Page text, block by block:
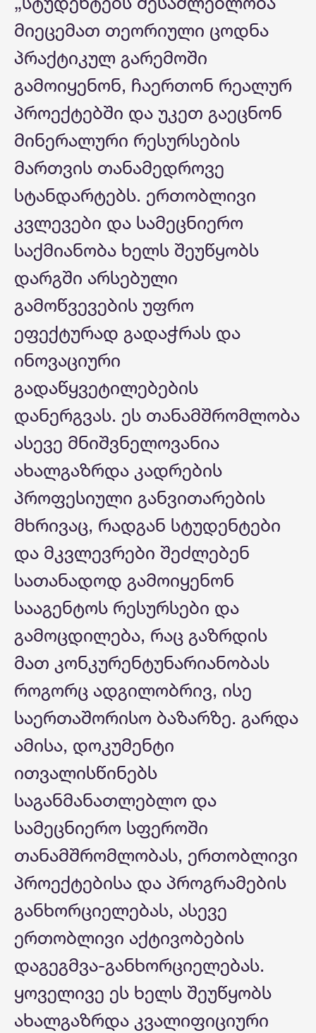
მიეცემათ თეორიული ცოდნა
პრაქტიკულ გარემოში
გამოიყენონ, ჩაერთონ რეალურ
პროექტებში და უკეთ გაეცნონ
მინერალური რესურსების
მართვის თანამედროვე
სტანდარტებს. ერთობლივი
კვლევები და სამეცნიერო
საქმიანობა ხელს შეუწყობს
დარგში არსებული
გამოწვევების უფრო
ეფექტურად გადაჭრას და
ინოვაციური
გადაწყვეტილებების
დანერგვას. ეს თანამშრომლობა
ასევე მნიშვნელოვანია
ახალგაზრდა კადრების
პროფესიული განვითარების
მხრივაც, რადგან სტუდენტები
და მკვლევრები შეძლებენ
სათანადოდ გამოიყენონ
სააგენტოს რესურსები და
გამოცდილება, რაც გაზრდის
მათ კონკურენტუნარიანობას
როგორც ადგილობრივ, ისე
საერთაშორისო ბაზარზე. გარდა
ამისა, დოკუმენტი
ითვალისწინებს
საგანმანათლებლო და
სამეცნიერო სფეროში
თანამშრომლობას, ერთობლივი
პროექტებისა და პროგრამების
განხორციელებას, ასევე
ერთობლივი აქტივობების
დაგეგმვა-განხორციელებას.
ყოველივე ეს ხელს შეუწყობს
ახალგაზრდა კვალიფიციური